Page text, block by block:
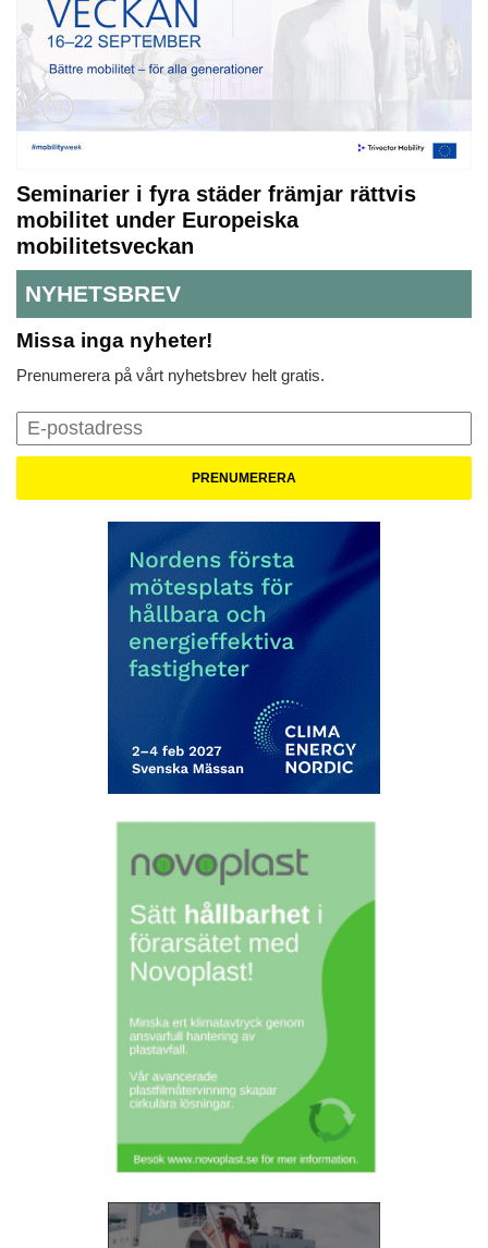
Seminarier i fyra städer främjar rättvis
mobilitet under Europeiska
mobilitetsveckan
NYHETSBREV
Missa inga nyheter!
Prenumerera på vårt nyhetsbrev helt gratis.